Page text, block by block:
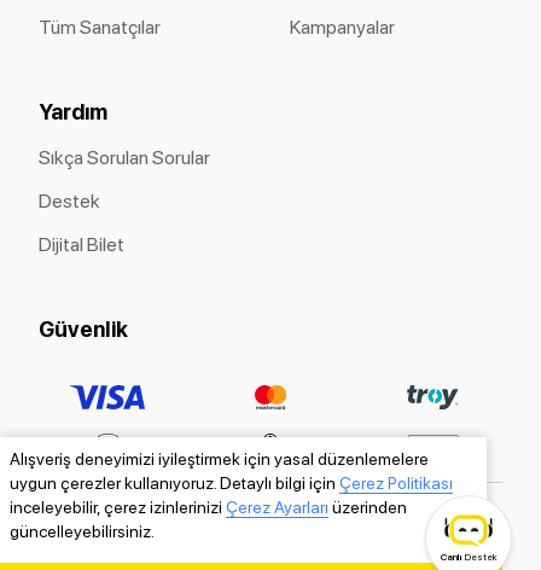
Alışveriş deneyimizi iyileştirmek için yasal düzenlemelere
uygun çerezler kullanıyoruz. Detaylı bilgi için Çerez Politikası
inceleyebilir, çerez izinlerinizi Çerez Ayarları üzerinden
güncelleyebilirsiniz.
Tüm Sanatçılar
Kampanyalar
Yardım
Sıkça Sorulan Sorular
Destek
Dijital Bilet
Güvenlik
Canlı Destek